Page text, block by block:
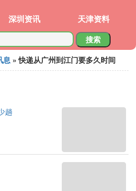
深圳资讯 天津资料
搜索
息 » 快递从广州到江门要多久时间
趟